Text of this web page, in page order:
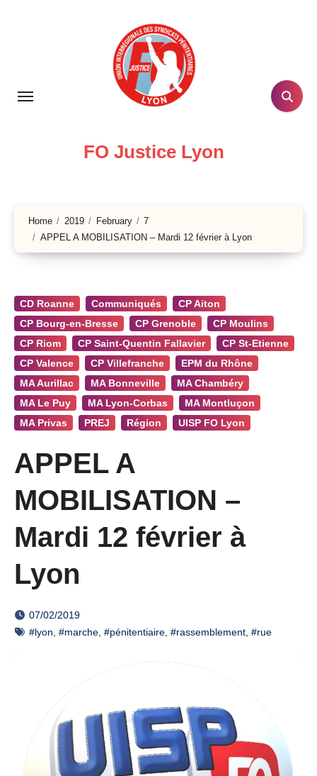
FO Justice Lyon
Home 2019 February
7
APPEL A MOBILISATION – Mardi 12 février à Lyon
CD Roanne Communiqués
CP Aiton
CP Bourg-en-Bresse
CP Grenoble
CP Moulins
CP Riom
CP Saint-Quentin Fallavier
CP St-Etienne
CP Valence
CP Villefranche
EPM du Rhône
MA Aurillac
MA Bonneville
MA Chambéry
MA Le Puy
MA Lyon-Corbas
MA Montluçon
MA Privas
PREJ Région UISP FO Lyon
APPEL A
MOBILISATION –
Mardi 12 février à
Lyon
07/02/2019
#lyon #marche #pénitentiaire #rassemblement #rue